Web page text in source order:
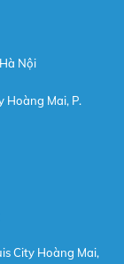
Nội
Hoàng Mai, P.
City Hoàng Mai,